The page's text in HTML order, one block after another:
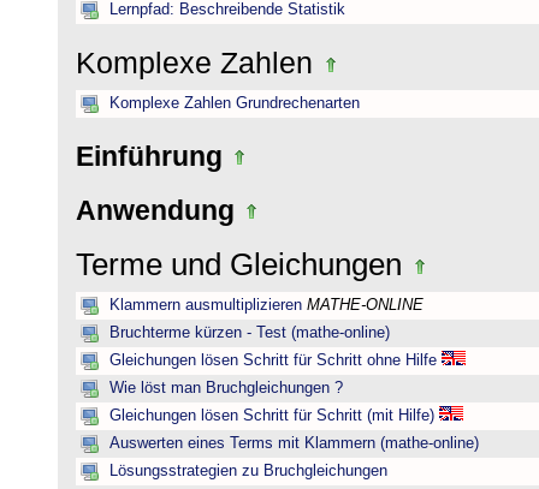
Lernpfad: Beschreibende Statistik
Komplexe Zahlen
Komplexe Zahlen Grundrechenarten
Einführung
Anwendung
Terme und Gleichungen
Klammern ausmultiplizieren MATHE-ONLINE
Bruchterme kürzen - Test (mathe-online)
Gleichungen lösen Schritt für Schritt ohne Hilfe
Wie löst man Bruchgleichungen ?
Gleichungen lösen Schritt für Schritt (mit Hilfe)
Auswerten eines Terms mit Klammern (mathe-online)
Lösungsstrategien zu Bruchgleichungen